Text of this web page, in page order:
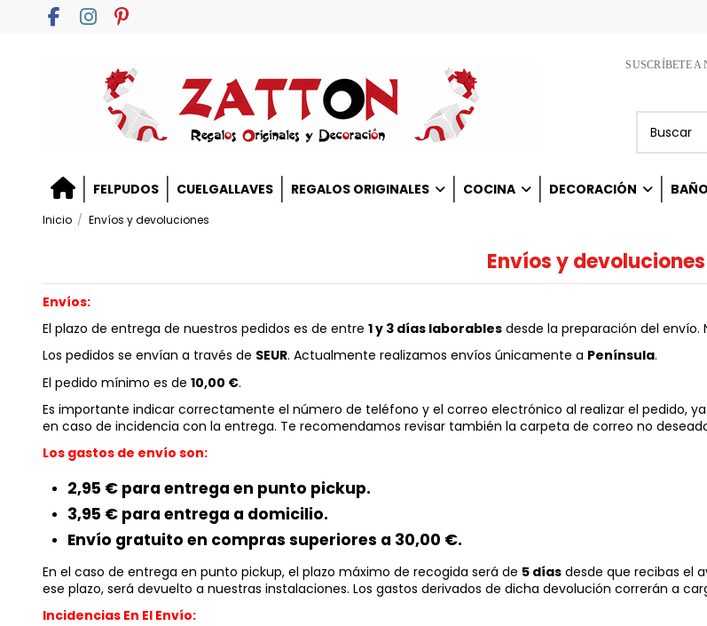
SUSCRÍBETE A
FELPUDOS CUELGALLAVES REGALOS ORIGINALES COCINA DECORACIÓN BAÑO
Inicio Envíos y devoluciones
Envíos y devoluciones
Envíos:
El plazo de entrega de nuestros pedidos es de entre 1 y 3 días laborablesdesde la preparación del envío.
Los pedidos se envían a través de SEUR. Actualmente realizamos envíos únicamente a Península.
El pedido mínimo es de 10,00 €.
Es importante indicar correctamente el número de teléfono y el correo electrónico al realizar el pedido,
en caso de incidencia con la entrega. Te recomendamos revisar también la carpeta de correo no
Los gastos de envío son:
2,95 € para entrega en punto pickup.
3,95 € para entrega a domicilio.
Envío gratuito en compras superiores a 30,00 €.
En el caso de entrega en punto pickup, el plazo máximo de recogida será de 5 díasdesde que recibas el
ese plazo, será devuelto a nuestras instalaciones. Los gastos derivados de dicha devolución correrán a
Incidencias En El Envío: